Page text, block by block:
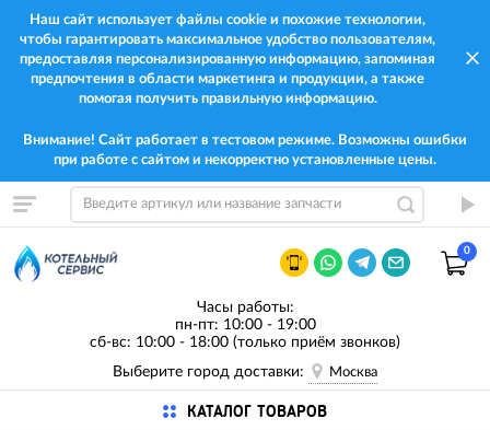
Наш сайт использует файлы cookie и похожие технологии,
чтобы гарантировать максимальное удобство пользователям,
предоставляя персонализированную информацию, запоминая
предпочтения в области маркетинга и продукции, а также
помогая получить правильную информацию.
Внимание! Сайт работает в тестовом режиме. Возможны ошибки
при работе с сайтом и некорректно установленные цены.
0
Часы работы:
пн-пт: 10:00 - 19:00
сб-вс: 10:00 - 18:00 (только приём звонков)
Выберите город доставки:
Москва
КАТАЛОГ ТОВАРОВ